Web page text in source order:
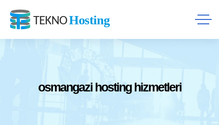
osmangazi hosting hizmetleri